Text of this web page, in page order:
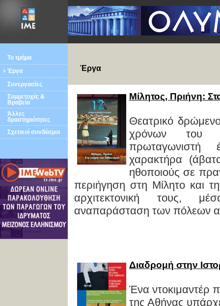
Το τμήμα
Έργα
Συνεργασίες
Συμμετοχές &
Βραβεία
Άλλες
δραστηριότητες
Σχετικοί συνδέσμοι
Έργα
Μίλητος, Πριήνη:
Θεατρικό
χρόνων του
πρωταγωνιστή
χαρακτήρα
ηθοποιούς σε
περιήγηση στη Μίλητο και
αρχιτεκτονική τους,
αναπαράσταση των πόλεων
Διαδρομή στην
Ένα ντοκιμαντέρ
της Αθήνας